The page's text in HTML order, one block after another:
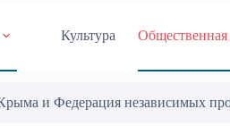
Культура
Почётного знака «За